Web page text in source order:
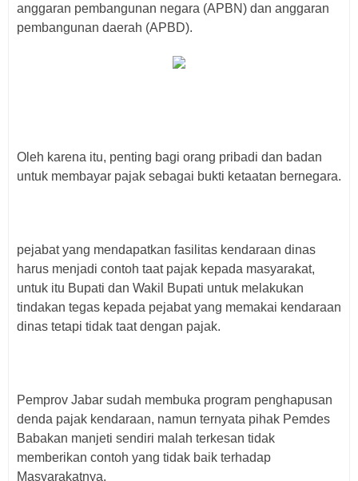
anggaran pembangunan negara (APBN) dan anggaran
pembangunan daerah (APBD).
Oleh karena itu, penting bagi orang pribadi dan badan
untuk membayar pajak sebagai bukti ketaatan bernegara.
pejabat yang mendapatkan fasilitas kendaraan dinas
harus menjadi contoh taat pajak kepada masyarakat,
untuk itu Bupati dan Wakil Bupati untuk melakukan
tindakan tegas kepada pejabat yang memakai kendaraan
dinas tetapi tidak taat dengan pajak.
Pemprov Jabar sudah membuka program penghapusan
denda pajak kendaraan, namun ternyata pihak Pemdes
Babakan manjeti sendiri malah terkesan tidak
memberikan contoh yang tidak baik terhadap
Masyarakatnya.